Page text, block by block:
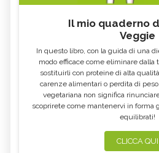
Il mio quaderno
Veggie
In questo libro, con la guida di una
modo efficace come eliminare dalla
sostituirli con proteine di alta
carenze alimentari o perdita di
vegetariana non significa
scoprirete come mantenervi in forma
equilibrati!
CLICCA QUI